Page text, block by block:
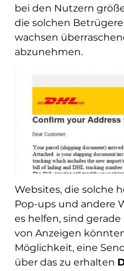
bei den Nutzern
die solchen
wachsen
abzunehmen.
Websites, die solche
Pop-ups und andere
es helfen, sind
von Anzeigen
Möglichkeit, eine
über das zu erhalten